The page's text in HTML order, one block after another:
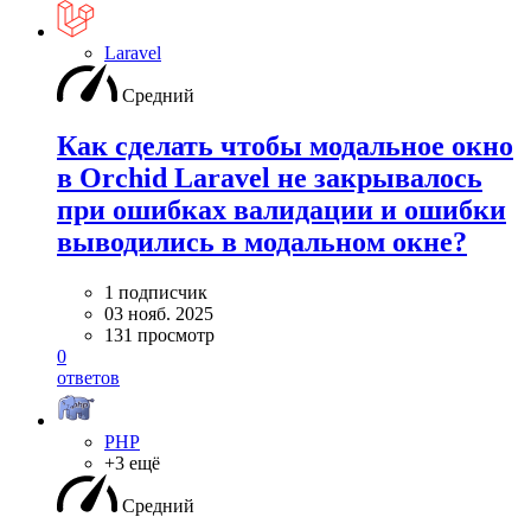
Laravel
Средний
Как сделать чтобы модальное окно
в Orchid Laravel не закрывалось
при ошибках валидации и ошибки
выводились в модальном окне?
1 подписчик
03 нояб. 2025
131 просмотр
0
ответов
PHP
+3 ещё
Средний